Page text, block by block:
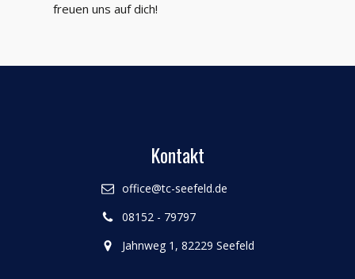
freuen uns auf dich!
Kontakt
office@tc-seefeld.de
08152 - 79797
Jahnweg 1, 82229 Seefeld